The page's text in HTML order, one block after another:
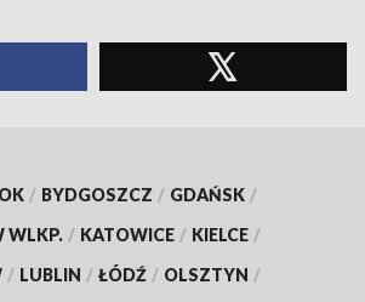
/ BYDGOSZCZ / GDAŃSK /
WLKP. / KATOWICE / KIELCE /
/ LUBLIN / ŁÓDŹ / OLSZTYN /